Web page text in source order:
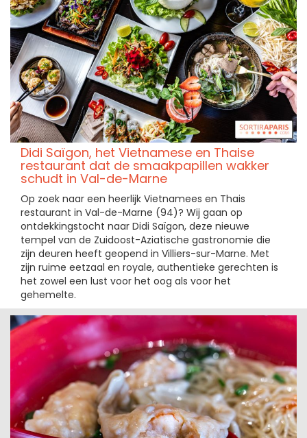
Didi Saïgon, het Vietnamese en Thaise
restaurant dat de smaakpapillen wakker
schudt in Val-de-Marne
Op zoek naar een heerlijk Vietnamees en Thais
restaurant in Val-de-Marne (94)? Wij gaan op
ontdekkingstocht naar Didi Saïgon, deze nieuwe
tempel van de Zuidoost-Aziatische gastronomie die
zijn deuren heeft geopend in Villiers-sur-Marne. Met
zijn ruime eetzaal en royale, authentieke gerechten is
het zowel een lust voor het oog als voor het
gehemelte.